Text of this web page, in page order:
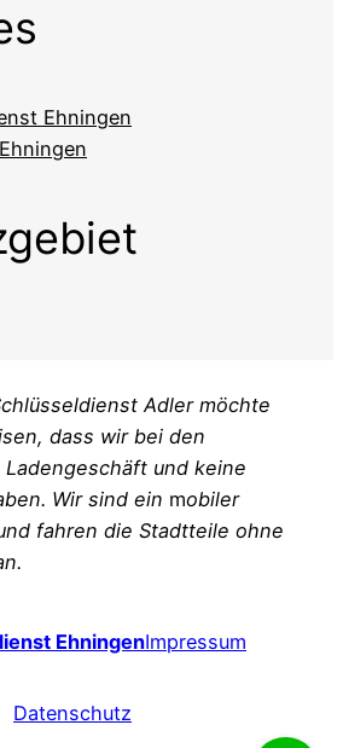
Ehningen
Adler möchte
dass wir bei den
und keine
Wir sind ein mobiler
fahren die Stadtteile ohne
EhningenImpressum
Datenschutz